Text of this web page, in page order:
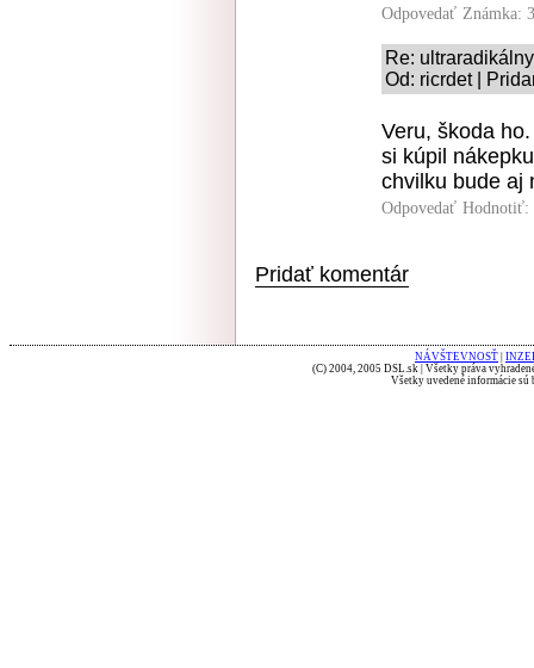
Odpovedať Známka:
Re:
Od: ricrdet |
Veru, škoda
si kúpil
chvilku bude aj
Odpovedať Hodnotiť:
Pridať komentár
NÁVŠTEVNOSŤ
(C) 2004, 2005 DSL.sk | Všetky práva
Všetky uvedené informácie sú